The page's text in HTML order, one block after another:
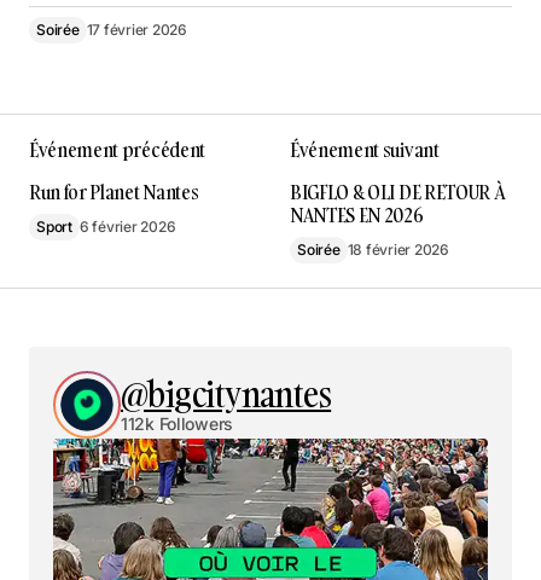
Soirée 17 février 2026
Événement précédent
Run for Planet Nantes
Sport 6 février 2026
Événement suivant
BIGFLO & OLI DE RETOUR À
NANTES EN 2026
Soirée 18 février 2026
@bigcitynantes
112k Followers